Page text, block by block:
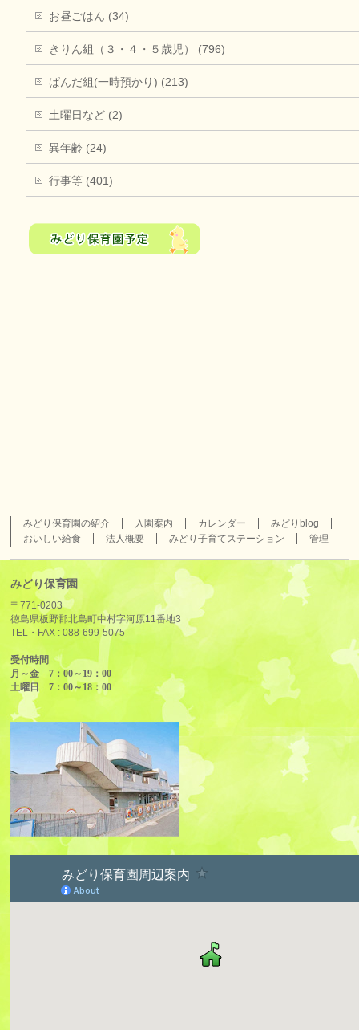
お昼ごはん (34)
きりん組（３・４・５歳児） (796)
ぱんだ組(一時預かり) (213)
土曜日など (2)
異年齢 (24)
行事等 (401)
みどり保育園の紹介 入園案内 カレンダー
みどりblog
おいしい給食
法人概要 みどり子育てステーション 管理
みどり保育園
〒771-0203
徳島県板野郡北島町中村字河原11番地3
TEL・FAX :088-699-5075
受付時間
月～金 7：00～19：00
土曜日 7：00～18：00